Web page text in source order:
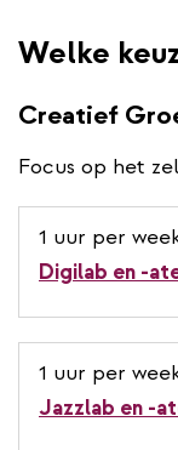
Welke
Creatief
Focus op het
1 uur per
Digilab en -
1 uur per
Jazzlab en -